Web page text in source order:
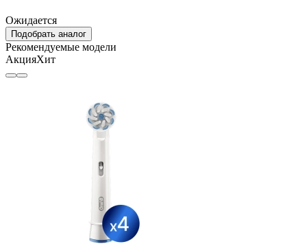
Ожидается
Подобрать аналог
Рекомендуемые модели
АкцияХит